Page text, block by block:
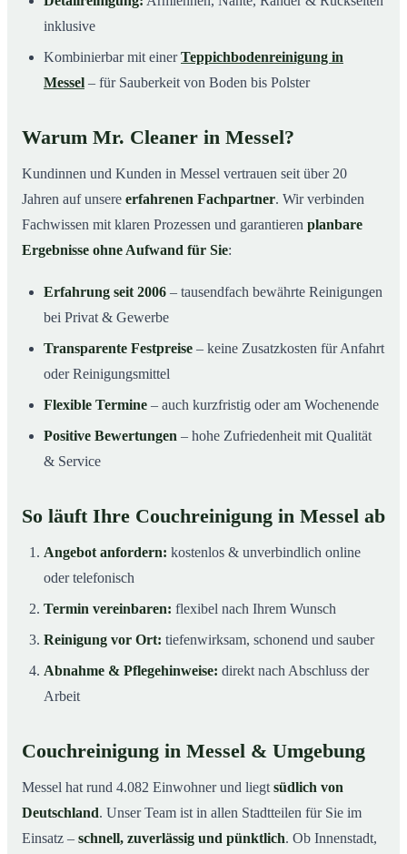
inklusive
Kombinierbar mit einerTeppichbodenreinigung in
Messel – für Sauberkeit von Boden bis Polster
Warum Mr. Cleaner in Messel?
Kundinnen und Kunden in Messel vertrauen seit über 20
Jahren auf unsere erfahrenen Fachpartner. Wir verbinden
Fachwissen mit klaren Prozessen und garantieren planbare
Ergebnisse ohne Aufwand für Sie:
Erfahrung seit 2006 – tausendfach bewährte Reinigungen
bei Privat & Gewerbe
Transparente Festpreise – keine Zusatzkosten für Anfahrt
oder Reinigungsmittel
Flexible Termine – auch kurzfristig oder am Wochenende
Positive Bewertungen – hohe Zufriedenheit mit Qualität
& Service
So läuft Ihre Couchreinigung in Messel ab
Angebot anfordern: kostenlos & unverbindlich online
oder telefonisch
Termin vereinbaren: flexibel nach Ihrem Wunsch
Reinigung vor Ort: tiefenwirksam, schonend und sauber
Abnahme & Pflegehinweise: direkt nach Abschluss der
Arbeit
Couchreinigung in Messel & Umgebung
Messel hat rund 4.082 Einwohner und liegt südlich von
Deutschland. Unser Team ist in allen Stadtteilen für Sie im
Einsatz – schnell, zuverlässig und pünktlich. Ob Innenstadt,